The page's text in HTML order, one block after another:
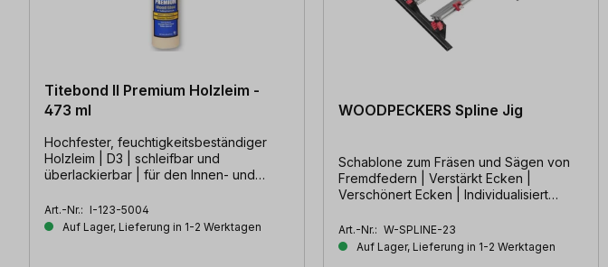
Titebond II Premium Holzleim -
473 ml
Hochfester, feuchtigkeitsbeständiger
Holzleim | D3 | schleifbar und
überlackierbar | für den Innen- und
Art.-Nr.: I-123-5004
Auf Lager, Lieferung in 1-2 Werktagen
WOODPECKERS Spline Jig
Schablone zum Fräsen und Sägen von
Fremdfedern | Verstärkt Ecken |
Verschönert Ecken | Individualisiert
Art.-Nr.: W-SPLINE-23
Auf Lager, Lieferung in 1-2 Werktagen